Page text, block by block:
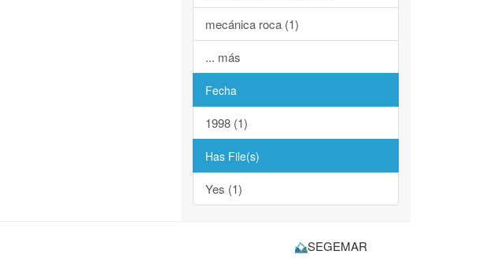
mecánica roca (1)
... más
Fecha
1998 (1)
Has File(s)
Yes (1)
SEGEMAR